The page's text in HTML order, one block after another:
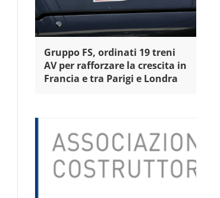
Gruppo FS, ordinati 19 treni
AV per rafforzare la crescita in
Francia e tra Parigi e Londra